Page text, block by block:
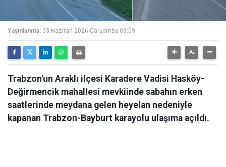
Yayınlanma: 03 Haziran 2026 Çarşamba 09:09
Trabzon'un Araklı ilçesi Karadere Vadisi Hasköy-
Değirmencik mahallesi mevkiinde sabahın erken
saatlerinde meydana gelen heyelan nedeniyle
kapanan Trabzon-Bayburt karayolu ulaşıma açıldı.